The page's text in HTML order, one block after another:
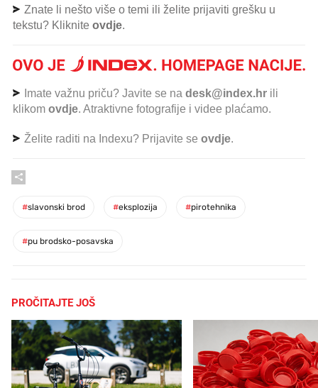
Znate li nešto više o temi ili želite prijaviti grešku u
tekstu? Kliknite ovdje.
Imate važnu priču? Javite se na desk@index.hr ili
klikom ovdje. Atraktivne fotografije i videe plaćamo.
Želite raditi na Indexu? Prijavite se ovdje.
#slavonski brod #eksplozija #pirotehnika
#pu brodsko-posavska
PROČITAJTE JOŠ